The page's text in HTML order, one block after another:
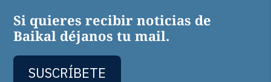
Si quieres recibir noticias de
Baikal déjanos tu mail.
SUSCRÍBETE